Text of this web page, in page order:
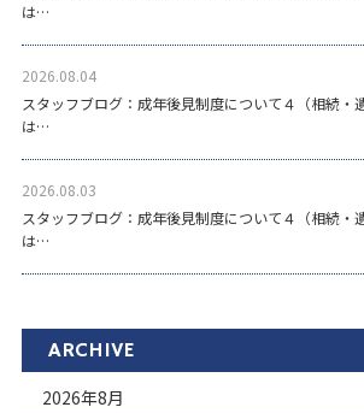
は…
2026.08.04
スタッフブログ：成年後見制度について４（相続・
は…
2026.08.03
スタッフブログ：成年後見制度について４（相続・
は…
ARCHIVE
2026年8月